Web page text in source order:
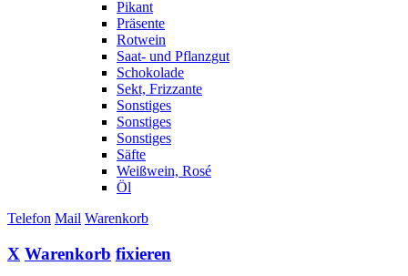
Pikant
Präsente
Rotwein
Saat- und Pflanzgut
Schokolade
Sekt, Frizzante
Sonstiges
Sonstiges
Sonstiges
Säfte
Weißwein, Rosé
Öl
Telefon Mail Warenkorb
X Warenkorb fixieren